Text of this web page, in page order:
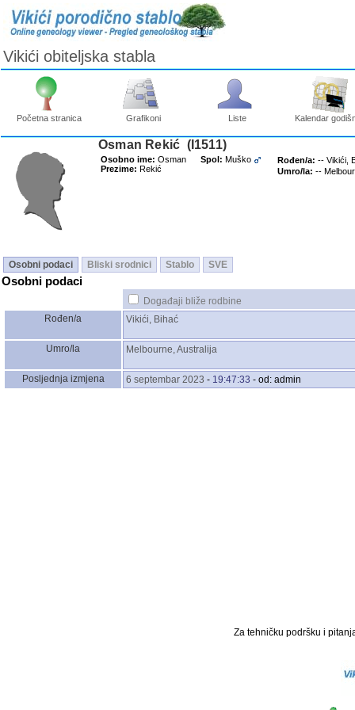
Vikići obiteljska stabla
Početna stranica Grafikoni Liste Kalendar
Osman Rekić ‎(I1511)‎
Osobno ime: Osman
Prezime: Rekić
Spol: Muško Rođen/a: -- Vikići,
Umro/la: --
Osobni podaci Bliski srodnici Stablo SVE
Osobni podaci
Događaji bliže rodbine
Rođen/a
Vikići, Bihać
Umro/la Melbourne, Australija
Posljednja izmjena 6 septembar 2023 - 19:47:33 - od: admin
Za tehničku podršku i